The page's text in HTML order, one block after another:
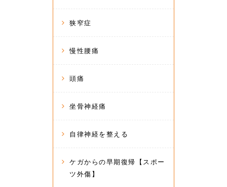
狭窄症
慢性腰痛
頭痛
坐骨神経痛
自律神経を整える
ケガからの早期復帰【スポー
ツ外傷】